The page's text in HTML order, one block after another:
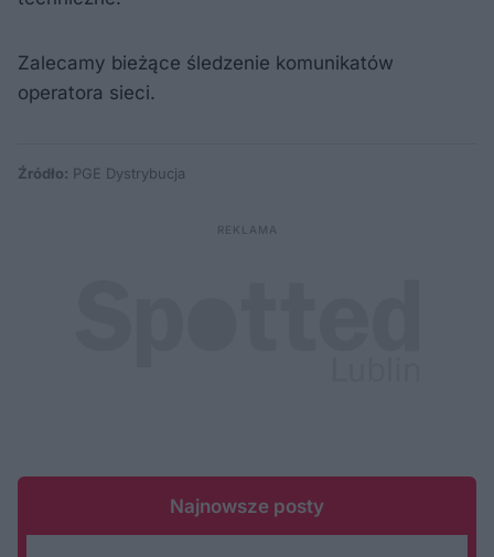
Zalecamy bieżące śledzenie komunikatów
operatora sieci.
Źródło: PGE Dystrybucja
Najnowsze posty